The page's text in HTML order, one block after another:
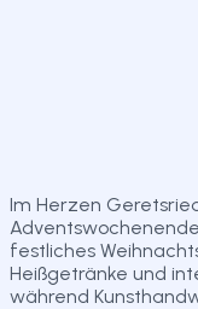
Im Herzen
festliches
Heißgetränke und
während